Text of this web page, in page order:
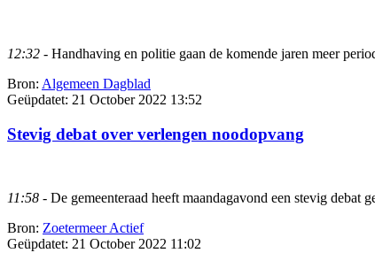
12:32 - Handhaving en politie gaan de komende jaren meer
Bron: Algemeen Dagblad
Geüpdatet: 21 October 2022 13:52
Stevig debat over verlengen noodopvang
11:58 - De gemeenteraad heeft maandagavond een stevig
Bron: Zoetermeer Actief
Geüpdatet: 21 October 2022 11:02